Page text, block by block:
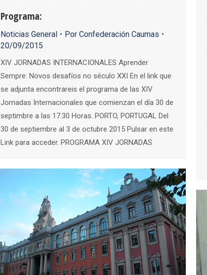
Programa:
Noticias General Por Confederación Caumas
20/09/2015
XIV JORNADAS INTERNACIONALES Aprender
Sempre: Novos desafíos no século XXI En el link que
se adjunta encontrareis el programa de las XIV
Jornadas Internacionales que comienzan el día 30 de
septimbre a las 17.30 Horas. PORTO, PORTUGAL Del
30 de septiembre al 3 de octubre 2015 Pulsar en este
Link para acceder. PROGRAMA XIV JORNADAS